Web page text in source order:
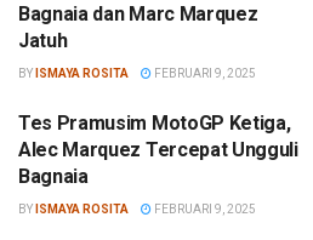
Bagnaia dan Marc Marquez
Jatuh
BY ISMAYA ROSITA FEBRUARI 9, 2025
Tes Pramusim MotoGP Ketiga,
Alec Marquez Tercepat Ungguli
Bagnaia
BY ISMAYA ROSITA FEBRUARI 9, 2025